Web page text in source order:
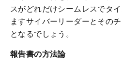
スがどれだけシームレスでタ
ますサイバーリーダーとその
となるでしょう。
報告書の方法論